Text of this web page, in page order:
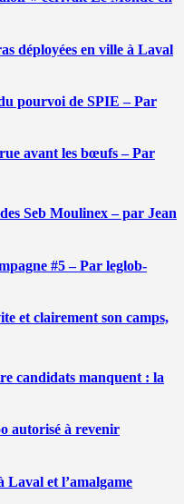
déployées en ville à Laval
pourvoi de SPIE – Par
avant les bœufs – Par
Seb Moulinex – par Jean
#5 – Par leglob-
et clairement son camps,
candidats manquent : la
autorisé à revenir
Laval et l’amalgame